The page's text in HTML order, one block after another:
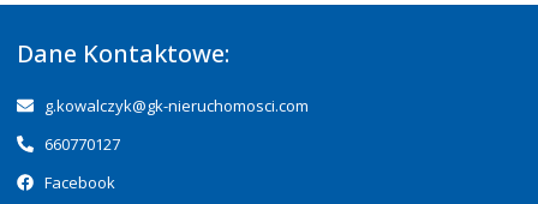
Dane Kontaktowe:
g.kowalczyk@gk-nieruchomosci.com
660770127
Facebook